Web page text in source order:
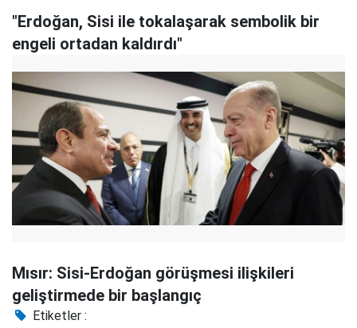
"Erdoğan, Sisi ile tokalaşarak sembolik bir
engeli ortadan kaldırdı"
Mısır: Sisi-Erdoğan görüşmesi ilişkileri
geliştirmede bir başlangıç
Etiketler :